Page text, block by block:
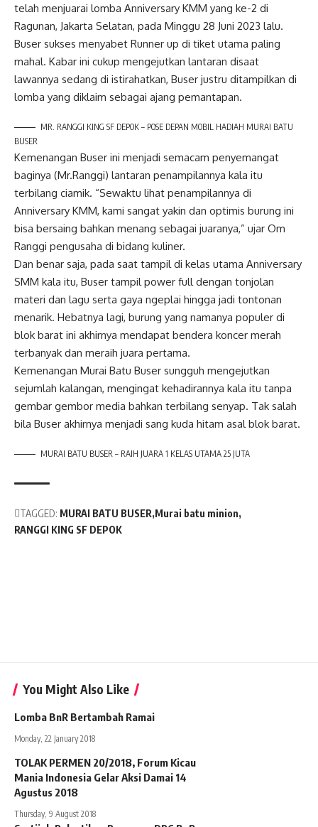
telah menjuarai lomba Anniversary KMM yang ke-2 di
Ragunan, Jakarta Selatan, pada Minggu 28 Juni 2023 lalu.
Buser sukses menyabet Runner up di tiket utama paling
mahal. Kabar ini cukup mengejutkan lantaran disaat
lawannya sedang di istirahatkan, Buser justru ditampilkan di
lomba yang diklaim sebagai ajang pemantapan.
MR. RANGGI KING SF DEPOK – POSE DEPAN MOBIL HADIAH MURAI BATU
BUSER
Kemenangan Buser ini menjadi semacam penyemangat
baginya (Mr.Ranggi) lantaran penampilannya kala itu
terbilang ciamik. “Sewaktu lihat penampilannya di
Anniversary KMM, kami sangat yakin dan optimis burung ini
bisa bersaing bahkan menang sebagai juaranya,” ujar Om
Ranggi pengusaha di bidang kuliner.
Dan benar saja, pada saat tampil di kelas utama Anniversary
SMM kala itu, Buser tampil power full dengan tonjolan
materi dan lagu serta gaya ngeplai hingga jadi tontonan
menarik. Hebatnya lagi, burung yang namanya populer di
blok barat ini akhirnya mendapat bendera koncer merah
terbanyak dan meraih juara pertama.
Kemenangan Murai Batu Buser sungguh mengejutkan
sejumlah kalangan, mengingat kehadirannya kala itu tanpa
gembar gembor media bahkan terbilang senyap. Tak salah
bila Buser akhirnya menjadi sang kuda hitam asal blok barat.
MURAI BATU BUSER – RAIH JUARA 1 KELAS UTAMA 25 JUTA
TAGGED: MURAI BATU BUSER Murai batu minion
RANGGI KING SF DEPOK
You Might Also Like
Lomba BnR Bertambah Ramai
Monday, 22 January 2018
TOLAK PERMEN 20/2018, Forum Kicau
Mania Indonesia Gelar Aksi Damai 14
Agustus 2018
Thursday, 9 August 2018